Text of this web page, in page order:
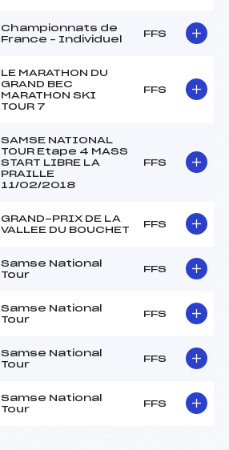
Championnats de
France – Individuel
FFS
LE MARATHON DU
GRAND BEC
MARATHON SKI
TOUR 7
FFS
SAMSE NATIONAL
TOUR Etape 4 MASS
START LIBRE LA
PRAILLE
11/02/2018
FFS
GRAND-PRIX DE LA
VALLEE DU BOUCHET
FFS
Samse National
Tour
FFS
Samse National
Tour
FFS
Samse National
Tour
FFS
Samse National
Tour
FFS